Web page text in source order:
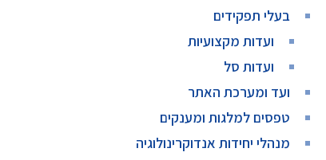
בעלי תפקידים
ועדות מקצועיות
ועדות סל
ועד ומערכת האתר
טפסים למלגות ומענקים
מנהלי יחידות אנדוקרינולוגיה